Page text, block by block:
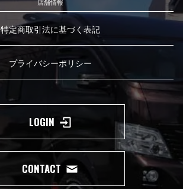
特定商取引法に基づく表記
プライバシーポリシー
LOGIN
CONTACT